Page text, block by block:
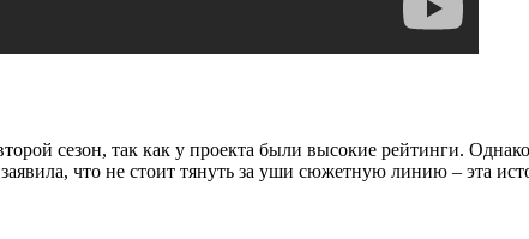
сезон, так как у проекта были высокие рейтинги.
что не стоит тянуть за уши сюжетную линию – эта